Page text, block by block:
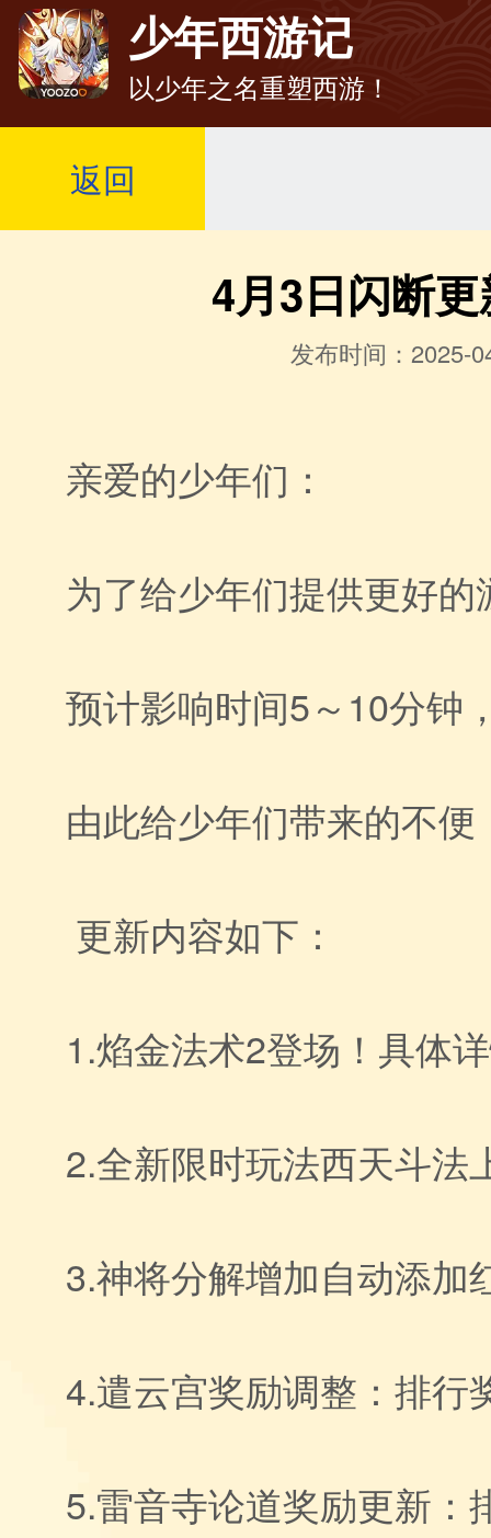
少年西游记
以少年之名重塑西游！
返回
4月3日闪断
发布时间：2025-
亲爱的少年们：
为了给少年们提供更好
预计影响时间5～10分钟
由此给少年们带来的不
更新内容如下：
1.焰金法术2登场！具体
2.全新限时玩法西天斗法
3.神将分解增加自动添加
4.遣云宫奖励调整：排行
5.雷音寺论道奖励更新：